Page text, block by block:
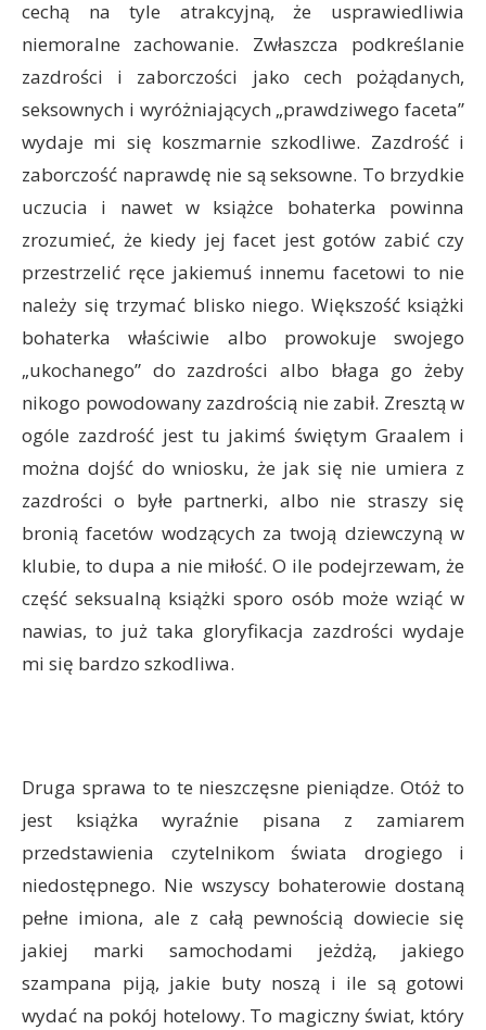
cechą na tyle atrakcyjną, że usprawiedliwia
niemoralne zachowanie. Zwłaszcza podkreślanie
zazdrości i zaborczości jako cech pożądanych,
seksownych i wyróżniających „prawdziwego faceta”
wydaje mi się koszmarnie szkodliwe. Zazdrość i
zaborczość naprawdę nie są seksowne. To brzydkie
uczucia i nawet w książce bohaterka powinna
zrozumieć, że kiedy jej facet jest gotów zabić czy
przestrzelić ręce jakiemuś innemu facetowi to nie
należy się trzymać blisko niego. Większość książki
bohaterka właściwie albo prowokuje swojego
„ukochanego” do zazdrości albo błaga go żeby
nikogo powodowany zazdrością nie zabił. Zresztą w
ogóle zazdrość jest tu jakimś świętym Graalem i
można dojść do wniosku, że jak się nie umiera z
zazdrości o byłe partnerki, albo nie straszy się
bronią facetów wodzących za twoją dziewczyną w
klubie, to dupa a nie miłość. O ile podejrzewam, że
część seksualną książki sporo osób może wziąć w
nawias, to już taka gloryfikacja zazdrości wydaje
mi się bardzo szkodliwa.
Druga sprawa to te nieszczęsne pieniądze. Otóż to
jest książka wyraźnie pisana z zamiarem
przedstawienia czytelnikom świata drogiego i
niedostępnego. Nie wszyscy bohaterowie dostaną
pełne imiona, ale z całą pewnością dowiecie się
jakiej marki samochodami jeżdżą, jakiego
szampana piją, jakie buty noszą i ile są gotowi
wydać na pokój hotelowy. To magiczny świat, który